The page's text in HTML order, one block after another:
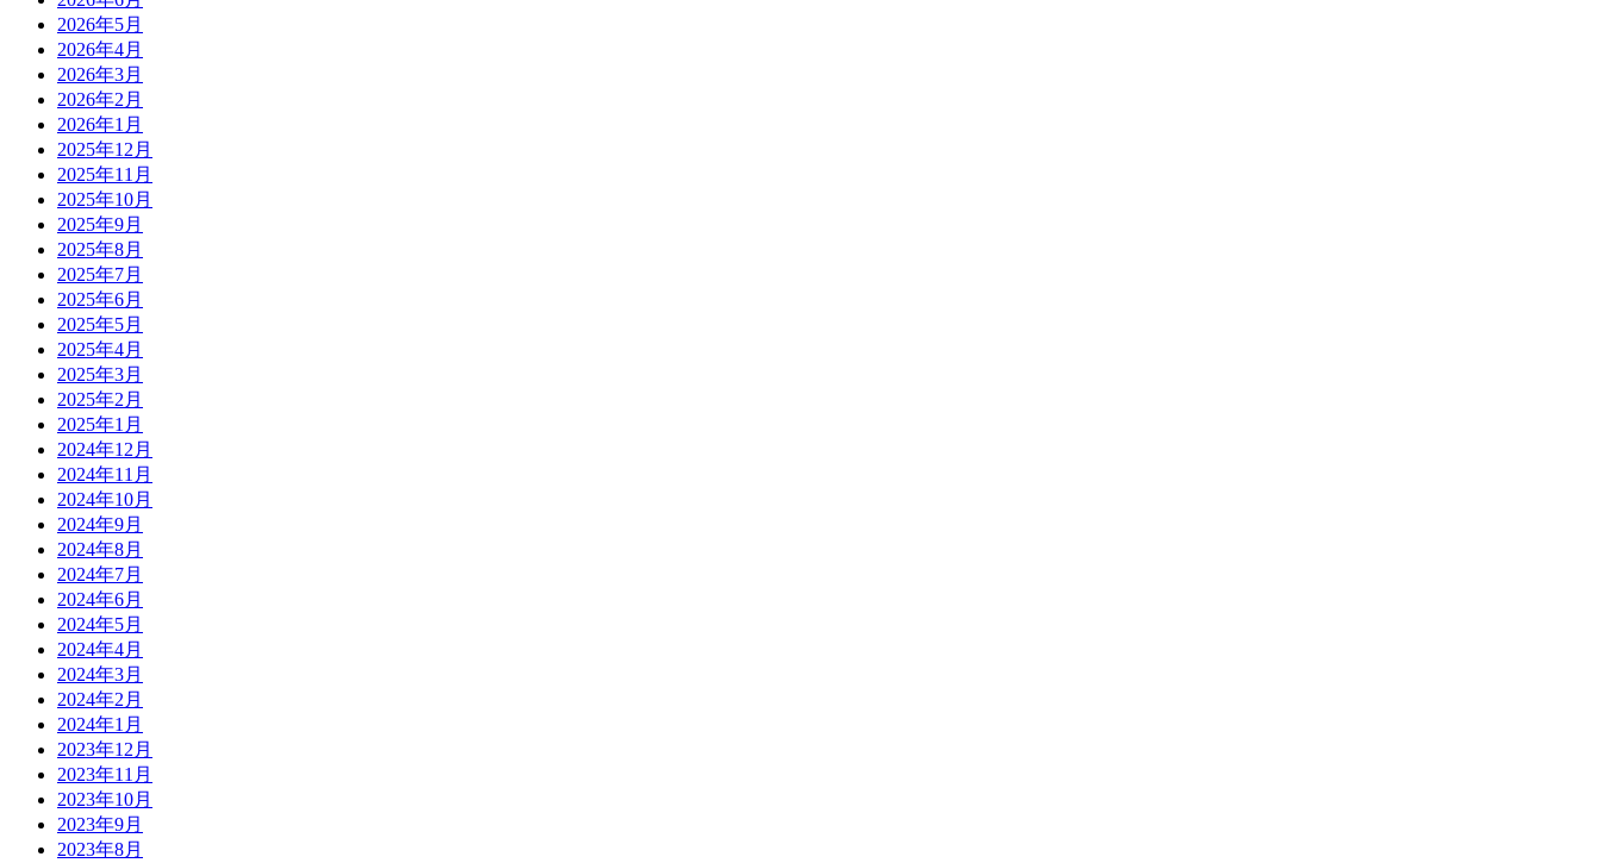
2026年5月
2026年4月
2026年3月
2026年2月
2026年1月
2025年12月
2025年11月
2025年10月
2025年9月
2025年8月
2025年7月
2025年6月
2025年5月
2025年4月
2025年3月
2025年2月
2025年1月
2024年12月
2024年11月
2024年10月
2024年9月
2024年8月
2024年7月
2024年6月
2024年5月
2024年4月
2024年3月
2024年2月
2024年1月
2023年12月
2023年11月
2023年10月
2023年9月
2023年8月